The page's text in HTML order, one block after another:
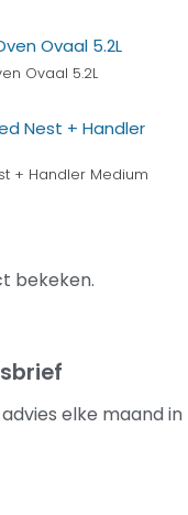
Ovaal 5.2L
+ Handler Medium
bekeken.
elke maand in